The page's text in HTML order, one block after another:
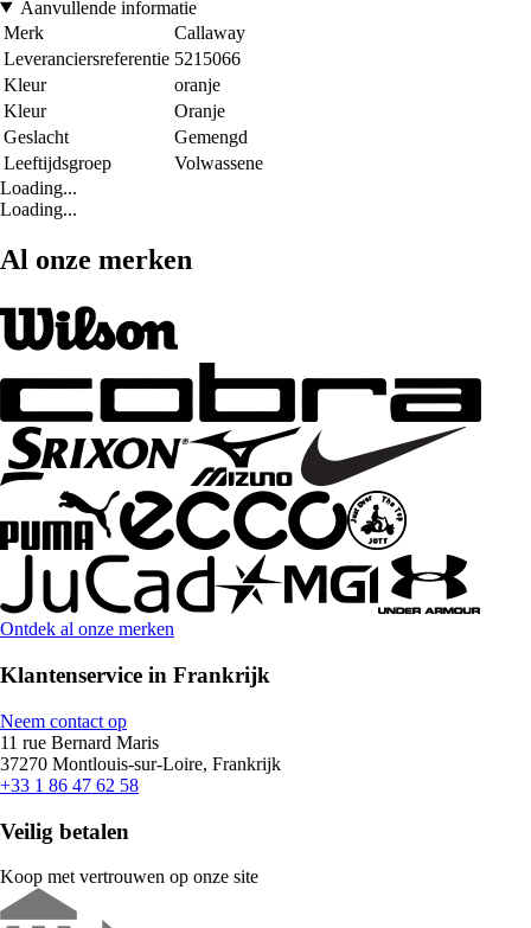
Aanvullende informatie
Merk
Callaway
Leveranciersreferentie 5215066
Kleur
oranje
Kleur
Oranje
Geslacht
Gemengd
Leeftijdsgroep
Volwassene
Loading...
Loading...
Al onze merken
Ontdek al onze merken
Klantenservice in Frankrijk
Neem contact op
11 rue Bernard Maris
37270 Montlouis-sur-Loire, Frankrijk
+33 1 86 47 62 58
Veilig betalen
Koop met vertrouwen op onze site